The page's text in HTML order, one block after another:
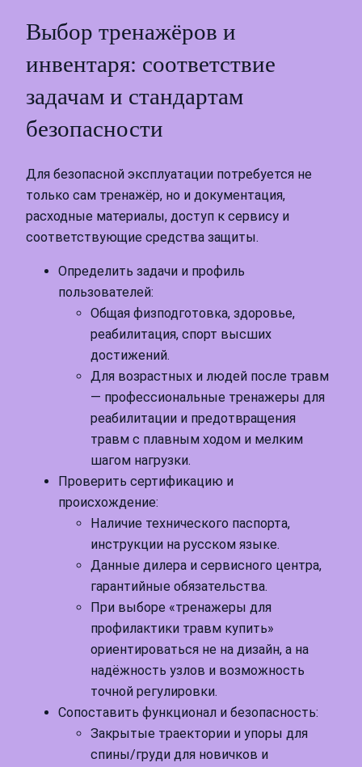
Выбор тренажёров и
инвентаря: соответствие
задачам и стандартам
безопасности
Для безопасной эксплуатации потребуется не
только сам тренажёр, но и документация,
расходные материалы, доступ к сервису и
соответствующие средства защиты.
Определить задачи и профиль
пользователей:
Общая физподготовка, здоровье,
реабилитация, спорт высших
достижений.
Для возрастных и людей после травм
— профессиональные тренажеры для
реабилитации и предотвращения
травм с плавным ходом и мелким
шагом нагрузки.
Проверить сертификацию и
происхождение:
Наличие технического паспорта,
инструкции на русском языке.
Данные дилера и сервисного центра,
гарантийные обязательства.
При выборе «тренажеры для
профилактики травм купить»
ориентироваться не на дизайн, а на
надёжность узлов и возможность
точной регулировки.
Сопоставить функционал и безопасность:
Закрытые траектории и упоры для
спины/груди для новичков и